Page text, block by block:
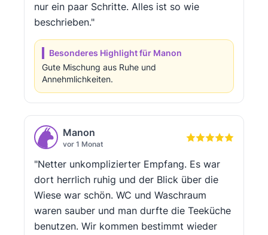
nur ein paar Schritte. Alles ist so wie
beschrieben."
Besonderes Highlight für Manon
Gute Mischung aus Ruhe und
Annehmlichkeiten.
Manon
vor 1 Monat
"Netter unkomplizierter Empfang. Es war
dort herrlich ruhig und der Blick über die
Wiese war schön. WC und Waschraum
waren sauber und man durfte die Teeküche
benutzen. Wir kommen bestimmt wieder